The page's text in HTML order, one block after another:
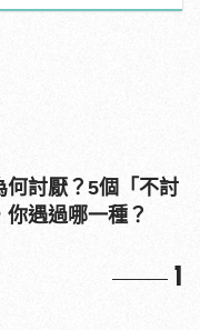
何討厭？5個「不討
遇過哪一種？
1